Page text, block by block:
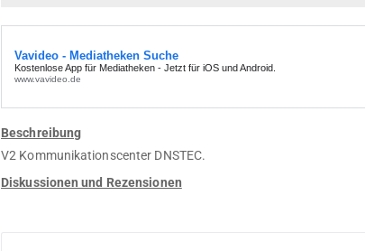
Beschreibung
V2 Kommunikationscenter DNSTEC.
Diskussionen und Rezensionen